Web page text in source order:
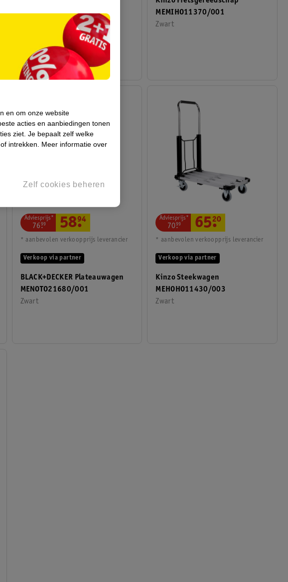
Gereedschapswagen
MEMIHO11370/001
Zwart
BLACK+DECKER Plateauwagen
MENOTO21680/001
Zwart
Verkoop via partner
Adviesprijs*
76.
99 58.
94
* aanbevolen verkoopprijs leverancier
Kinzo Steekwagen
MEHOHO11430/003
Zwart
Verkoop via partner
Adviesprijs*
70.
99 65.
20
* aanbevolen verkoopprijs leverancier
en om onze website
acties en aanbiedingen tonen
ziet. Je bepaalt zelf welke
intrekken.
Meer informatie over
Zelf cookies beheren